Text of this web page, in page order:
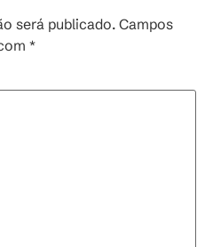
será publicado. Campos
*